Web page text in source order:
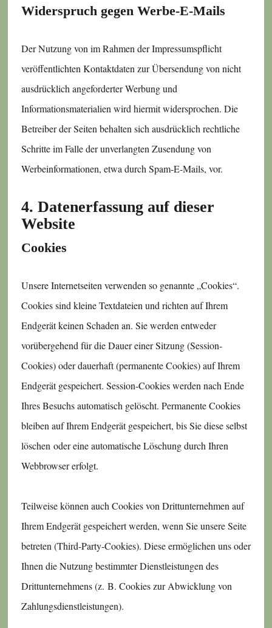
Widerspruch gegen Werbe-E-Mails
Der Nutzung von im Rahmen der Impressumspflicht
veröffentlichten Kontaktdaten zur Übersendung von nicht
ausdrücklich angeforderter Werbung und
Informationsmaterialien wird hiermit widersprochen. Die
Betreiber der Seiten behalten sich ausdrücklich rechtliche
Schritte im Falle der unverlangten Zusendung von
Werbeinformationen, etwa durch Spam-E-Mails, vor.
4. Datenerfassung auf dieser
Website
Cookies
Unsere Internetseiten verwenden so genannte „Cookies“.
Cookies sind kleine Textdateien und richten auf Ihrem
Endgerät keinen Schaden an. Sie werden entweder
vorübergehend für die Dauer einer Sitzung (Session-
Cookies) oder dauerhaft (permanente Cookies) auf Ihrem
Endgerät gespeichert. Session-Cookies werden nach Ende
Ihres Besuchs automatisch gelöscht. Permanente Cookies
bleiben auf Ihrem Endgerät gespeichert, bis Sie diese selbst
löschen oder eine automatische Löschung durch Ihren
Webbrowser erfolgt.
Teilweise können auch Cookies von Drittunternehmen auf
Ihrem Endgerät gespeichert werden, wenn Sie unsere Seite
betreten (Third-Party-Cookies). Diese ermöglichen uns oder
Ihnen die Nutzung bestimmter Dienstleistungen des
Drittunternehmens (z. B. Cookies zur Abwicklung von
Zahlungsdienstleistungen).